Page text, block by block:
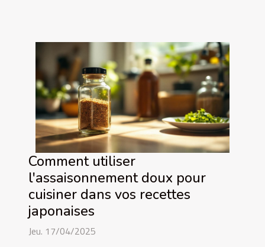
Comment utiliser
l'assaisonnement doux pour
cuisiner dans vos recettes
japonaises
Jeu. 17/04/2025